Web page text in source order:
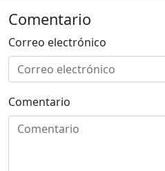
Comentario
Correo electrónico
Comentario